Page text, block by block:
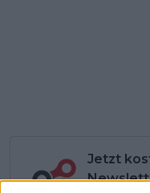
Jetzt